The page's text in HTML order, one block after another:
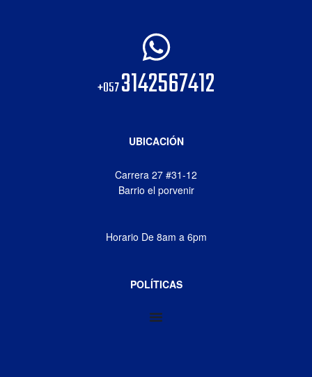
+0573142567412
UBICACIÓN
Carrera 27 #31-12
Barrio el porvenir
Horario De 8am a 6pm
POLÍTICAS